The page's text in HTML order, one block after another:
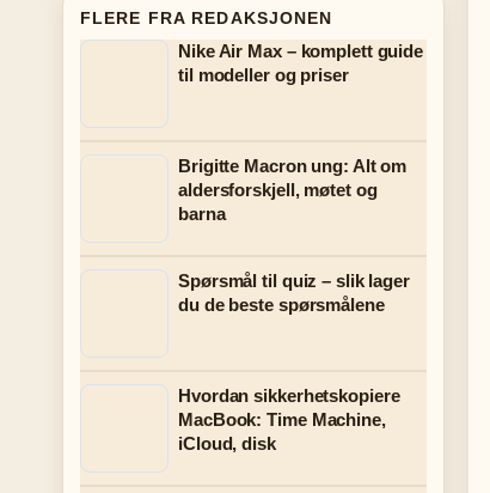
FLERE FRA REDAKSJONEN
Nike Air Max – komplett guide
til modeller og priser
Brigitte Macron ung: Alt om
aldersforskjell, møtet og
barna
Spørsmål til quiz – slik lager
du de beste spørsmålene
Hvordan sikkerhetskopiere
MacBook: Time Machine,
iCloud, disk